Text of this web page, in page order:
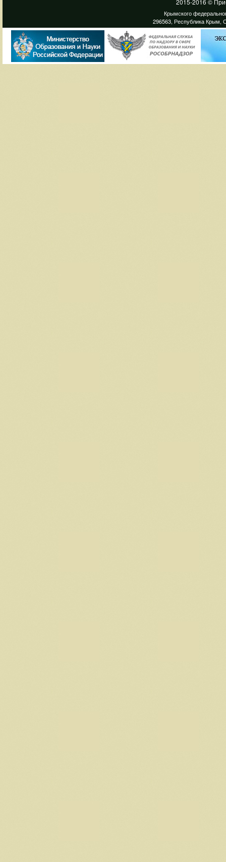
2015-2016 ©
Крымского
296563, Республика Крым,